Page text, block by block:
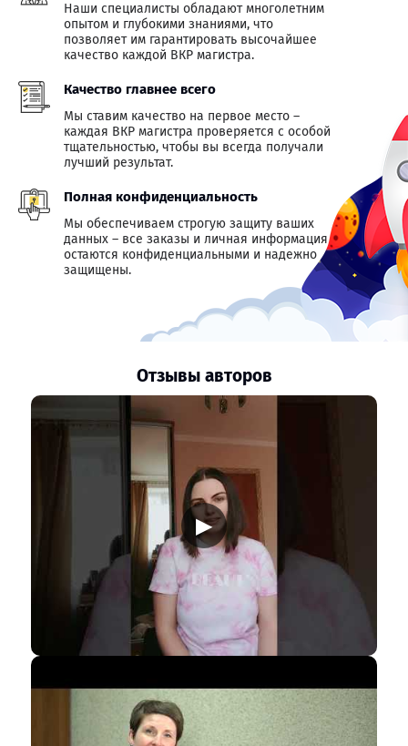
Наши специалисты обладают многолетним
опытом и глубокими знаниями, что
позволяет им гарантировать высочайшее
качество каждой ВКР магистра.
Качество главнее всего
Мы ставим качество на первое место –
каждая ВКР магистра проверяется с особой
тщательностью, чтобы вы всегда получали
лучший результат.
Полная конфиденциальность
Мы обеспечиваем строгую защиту ваших
данных – все заказы и личная информация
остаются конфиденциальными и надежно
защищены.
Отзывы авторов
▶